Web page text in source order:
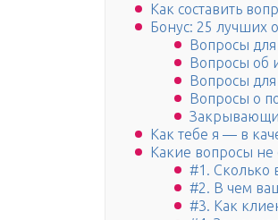
Как составить
Бонус: 25 лучших
Вопросы
Вопросы об
Вопросы
Вопросы о
Как тебе я — в
Какие вопросы не
#1. Сколько
#2. В чем
#3. Как